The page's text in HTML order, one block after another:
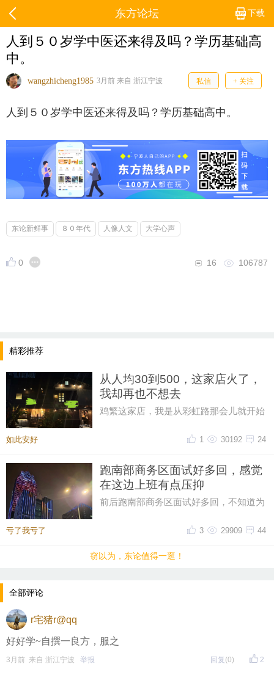
下载
东方论坛
人到５０岁学中医还来得及吗？学历基础高
中。
wangzhicheng1985 3月前 来自 浙江宁波 私信 + 关注
人到５０岁学中医还来得及吗？学历基础高中。
东论新鲜事 ８０年代 人像人文 大学心声
0 106787
16
精彩推荐
从人均30到500，这家店火了，
我却再也不想去
鸡繁这家店，我是从彩虹路那会儿就开始
声再多，我也愿意去，那时候感
如此安好 24
30192
1
跑南部商务区面试好多回，感觉
在这边上班有点压抑
前后跑南部商务区面试好多回，不知道为
片密集写字楼自带压抑感，上下
亏了我亏了 44
29909
3
窃以为，东论值得一逛！
全部评论
r宅猪r@qq
好好学~自撰一良方，服之
2
3月前 来自 浙江宁波 举报 回复 (0)